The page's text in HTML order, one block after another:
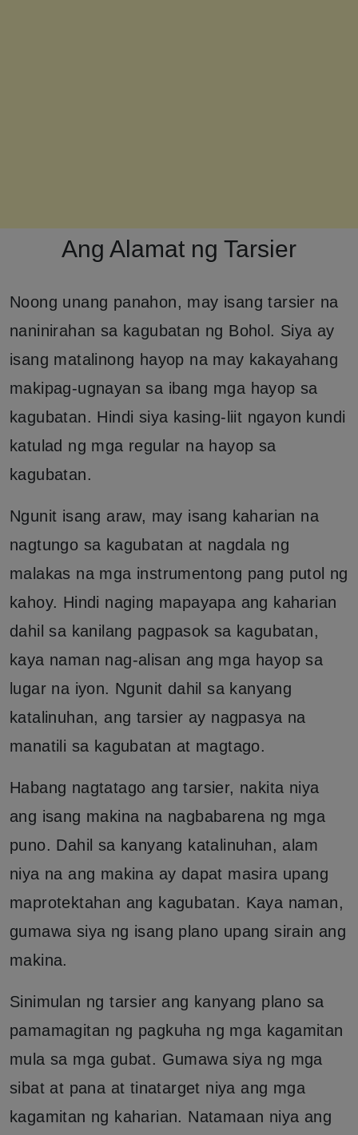
Ang Alamat ng Tarsier
Noong unang panahon, may isang tarsier na
naninirahan sa kagubatan ng Bohol. Siya ay
isang matalinong hayop na may kakayahang
makipag-ugnayan sa ibang mga hayop sa
kagubatan. Hindi siya kasing-liit ngayon kundi
katulad ng mga regular na hayop sa
kagubatan.
Ngunit isang araw, may isang kaharian na
nagtungo sa kagubatan at nagdala ng
malakas na mga instrumentong pang putol ng
kahoy. Hindi naging mapayapa ang kaharian
dahil sa kanilang pagpasok sa kagubatan,
kaya naman nag-alisan ang mga hayop sa
lugar na iyon. Ngunit dahil sa kanyang
katalinuhan, ang tarsier ay nagpasya na
manatili sa kagubatan at magtago.
Habang nagtatago ang tarsier, nakita niya
ang isang makina na nagbabarena ng mga
puno. Dahil sa kanyang katalinuhan, alam
niya na ang makina ay dapat masira upang
maprotektahan ang kagubatan. Kaya naman,
gumawa siya ng isang plano upang sirain ang
makina.
Sinimulan ng tarsier ang kanyang plano sa
pamamagitan ng pagkuha ng mga kagamitan
mula sa mga gubat. Gumawa siya ng mga
sibat at pana at tinatarget niya ang mga
kagamitan ng kaharian. Natamaan niya ang